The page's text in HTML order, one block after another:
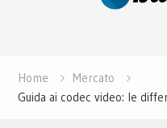
Home
Mercato
Guida ai codec video: le